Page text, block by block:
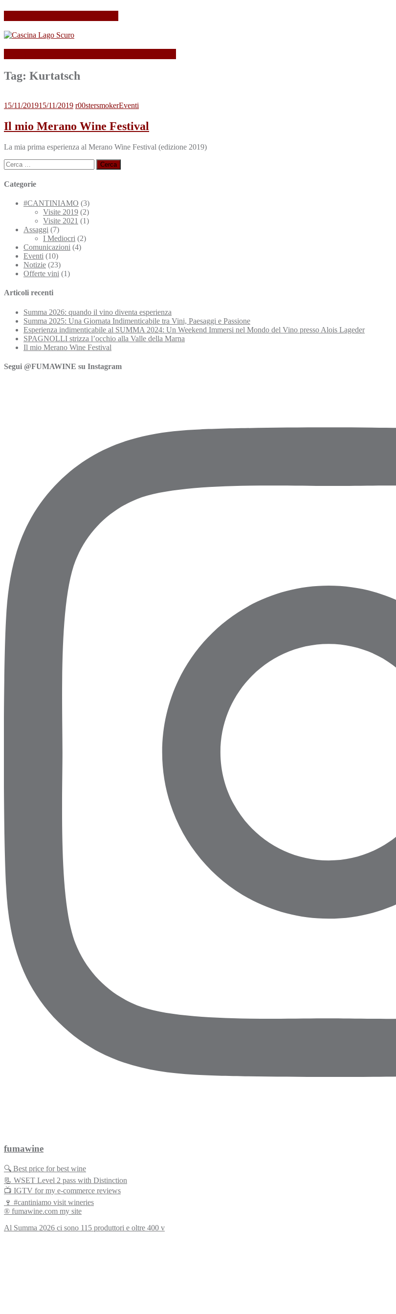
Tag: Kurtatsch
15/11/201915/11/2019 r00stersmokerEventi
Il mio Merano Wine Festival
La mia prima esperienza al Merano Wine Festival (edizione 2019)
Ricerca
per:
Categorie
#CANTINIAMO (3)
Visite 2019 (2)
Visite 2021 (1)
Assaggi (7)
I Mediocri (2)
Comunicazioni (4)
Eventi (10)
Notizie (23)
Offerte vini (1)
Articoli recenti
Summa 2026: quando il vino diventa esperienza
Summa 2025: Una Giornata Indimenticabile tra Vini, Paesaggi e Passione
Esperienza indimenticabile al SUMMA 2024: Un Weekend Immersi nel Mondo del Vino presso Alois Lageder
SPAGNOLLI strizza l’occhio alla Valle della Marna
Il mio Merano Wine Festival
Segui @FUMAWINE su Instagram
fumawine
🔍 Best price for best wine
📃 WSET Level 2 pass with Distinction
📺 IGTV for my e-commerce reviews
🍷 #cantiniamo visit wineries
® fumawine.com my site
Al Summa 2026 ci sono 115 produttori e oltre 400 v